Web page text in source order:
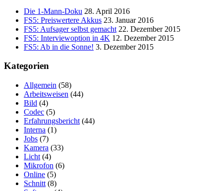
Die 1-Mann-Doku 28. April 2016
FS5: Preiswertere Akkus 23. Januar 2016
FS5: Aufsager selbst gemacht 22. Dezember 2015
FS5: Interviewoption in 4K 12. Dezember 2015
FS5: Ab in die Sonne! 3. Dezember 2015
Kategorien
Allgemein (58)
Arbeitsweisen (44)
Bild (4)
Codec (5)
Erfahrungsbericht (44)
Interna (1)
Jobs (7)
Kamera (33)
Licht (4)
Mikrofon (6)
Online (5)
Schnitt (8)